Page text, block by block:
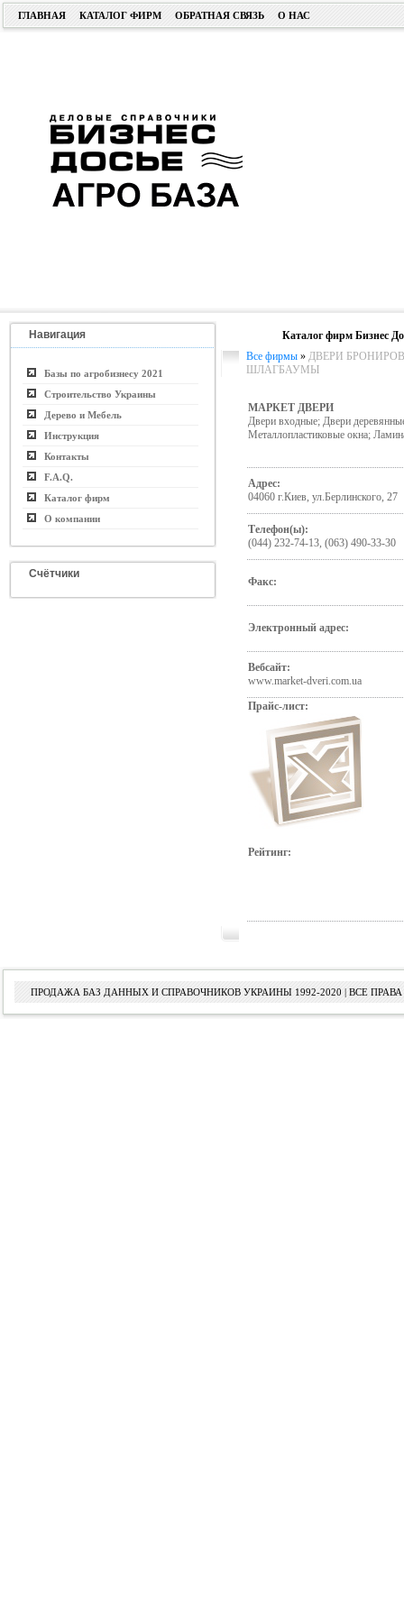
ГЛАВНАЯ КАТАЛОГ ФИРМ ОБРАТНАЯ СВЯЗЬ О НАС
Навигация
Базы по агробизнесу 2021
Строительство Украины
Дерево и Мебель
Инструкция
Контакты
F.A.Q.
Каталог фирм
О компании
Счётчики
Каталог фирм Бизнес
Все фирмы » ДВЕРИ
ШЛАГБАУМЫ
МАРКЕТ ДВЕРИ
Двери входные; Двери
Металлопластиковые окна;
Адрес:
04060 г.Киев, ул.Берлинского, 27
Телефон(ы):
(044) 232-74-13, (063) 490-33-30
Факс:
Электронный адрес:
Вебсайт:
www.market-dveri.com.ua
Прайс-лист:
Рейтинг:
ПРОДАЖА БАЗ ДАННЫХ И СПРАВОЧНИКОВ УКРАИНЫ 1992-2020 | ВСЕ